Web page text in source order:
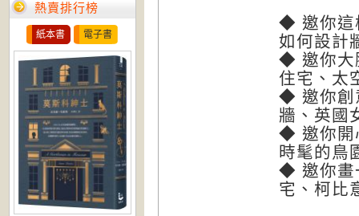
熱賣排行榜
紙本書 電子書
◆ 邀你這
如何設計
◆ 邀你大
住宅、太
◆ 邀你創
牆、英國
◆ 邀你開
時髦的鳥
◆ 邀你畫
宅、柯比